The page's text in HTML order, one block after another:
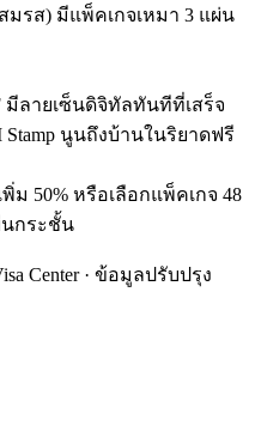
มรส) มีแพ็คเกจเหมา 3 แผ่น
มีลายเซ็นดิจิทัลทันทีที่เสร็จ
นูนถึงบ้านในริยาดฟรี
ม 50% หรือเลือกแพ็คเกจ 48
นกระชั้น
Center · ข้อมูลปรับปรุง